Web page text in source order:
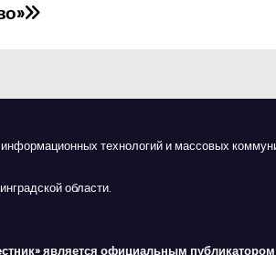
технологий и массовых
области.
является официальным